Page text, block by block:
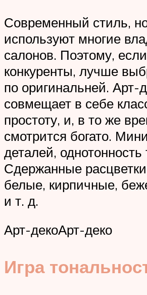
Современный стиль,
используют многие
салонов. Поэтому,
конкуренты, лучше
по оригинальней. Арт-
совмещает в себе
простоту, и, в то же
смотрится богато.
деталей, однотонность
Сдержанные
белые, кирпичные,
и т. д.
Арт-декоАрт-деко
Игра